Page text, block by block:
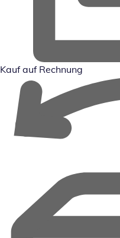
Kauf auf Rechnung